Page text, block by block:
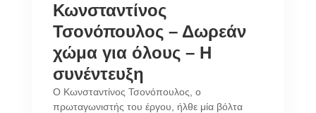
Κωνσταντίνος
Τσονόπουλος – Δωρεάν
χώμα για όλους – Η
συνέντευξη
Ο Κωνσταντίνος Τσονόπουλος, ο
πρωταγωνιστής του έργου, ήλθε μία βόλτα